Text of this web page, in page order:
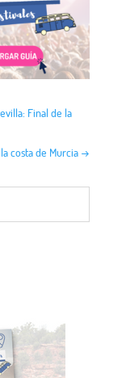
Final de la
costa de Murcia →